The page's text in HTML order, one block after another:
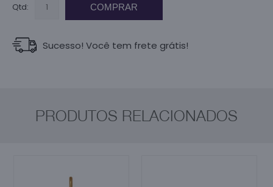
Qtd: COMPRAR
Sucesso! Você tem frete grátis!
PRODUTOS RELACIONADOS